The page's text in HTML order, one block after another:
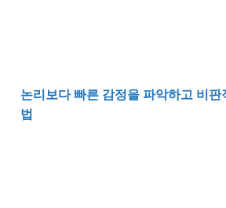
논리보다 빠른 감정을 파악하고 비
법